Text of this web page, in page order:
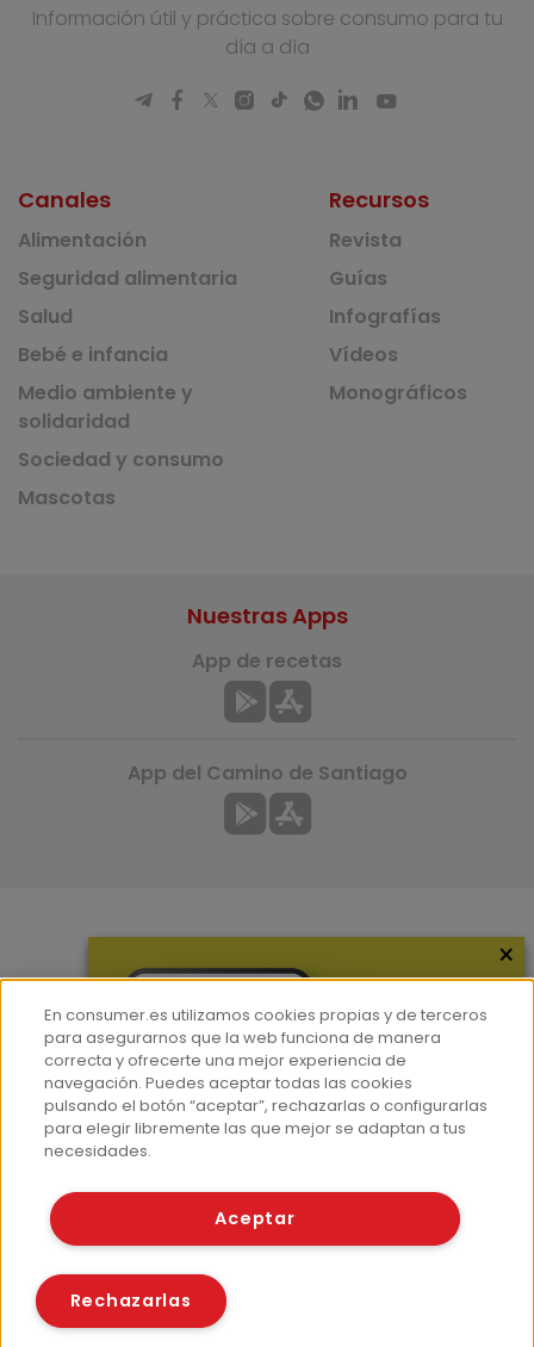
Información útil y práctica sobre consumo para tu
día a día
Canales
Alimentación
Seguridad alimentaria
Salud
Bebé e infancia
Medio ambiente y
solidaridad
Sociedad y consumo
Mascotas
Recursos
Revista
Guías
Infografías
Vídeos
Monográficos
Hemeroteca
Contacto
Prensa
Corpus Lingüístico Consumer
Nuestras Apps
App de recetas
App del Camino de Santiago
© Fundación EROSKI
Políticas de cookies
×
En consumer.es utilizamos cookies propias y de terceros
para asegurarnos que la web funciona de manera
correcta y ofrecerte una mejor experiencia de
navegación. Puedes aceptar todas las cookies
pulsando el botón “aceptar”, rechazarlas o configurarlas
para elegir libremente las que mejor se adaptan a tus
necesidades.
Aceptar
Rechazarlas